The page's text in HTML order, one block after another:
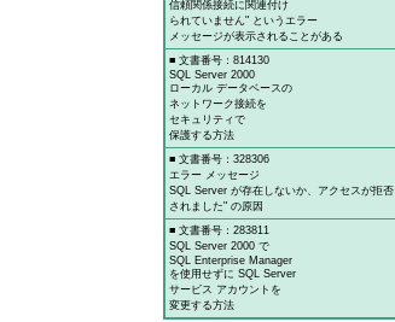
信頼関係接続に関連付け
られていません" というエラー
メッセージが表示されることがある
■ 文書番号：814130
SQL Server 2000
ローカル データベースの
ネットワーク接続を
セキュリティで
保護する方法
■ 文書番号：328306
エラー メッセージ
SQL Server が存在しないか、アクセスが拒否
されました" の原因
■ 文書番号：283811
SQL Server 2000 で
SQL Enterprise Manager
を使用せずに SQL Server
サービス アカウントを
変更する方法